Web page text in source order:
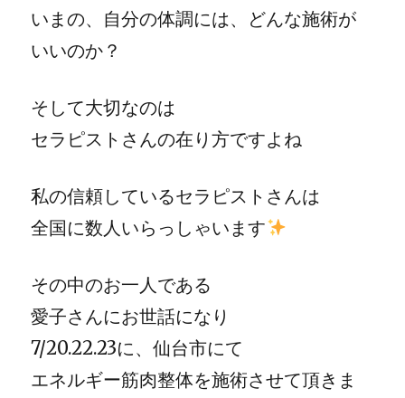
いまの、自分の体調には、どんな施術が
いいのか？
そして大切なのは
セラピストさんの在り方ですよね
私の信頼しているセラピストさんは
全国に数人いらっしゃいます
その中のお一人である
愛子さんにお世話になり
7/20.22.23に、仙台市にて
エネルギー筋肉整体を施術させて頂きま